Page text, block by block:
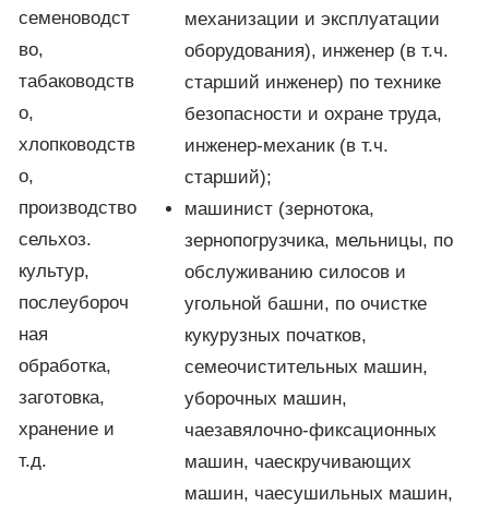
семеноводст
во,
табаководств
о,
хлопководств
о,
производство
сельхоз.
культур,
послеубороч
ная
обработка,
заготовка,
хранение и
т.д.
механизации и эксплуатации
оборудования), инженер (в т.ч.
старший инженер) по технике
безопасности и охране труда,
инженер-механик (в т.ч.
старший);
машинист (зернотока,
зернопогрузчика, мельницы, по
обслуживанию силосов и
угольной башни, по очистке
кукурузных початков,
семеочистительных машин,
уборочных машин,
чаезавялочно-фиксационных
машин, чаескручивающих
машин, чаесушильных машин,